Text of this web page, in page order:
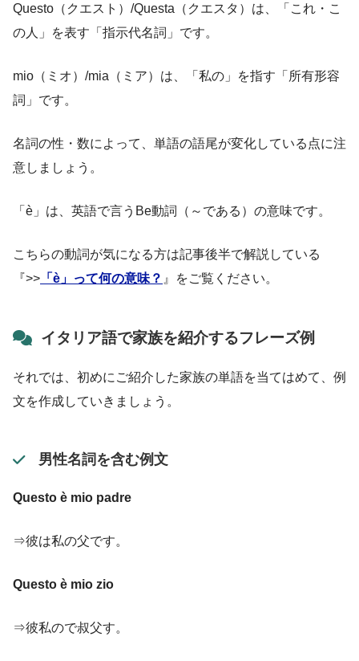
Questo（クエスト）/Questa（クエスタ）は、「これ・こ
の人」を表す「指示代名詞」です。
mio（ミオ）/mia（ミア）は、「私の」を指す「所有形容
詞」です。
名詞の性・数によって、単語の語尾が変化している点に注
意しましょう。
「è」は、英語で言うBe動詞（～である）の意味です。
こちらの動詞が気になる方は記事後半で解説している
『>> 「è」って何の意味？ 』をご覧ください。
イタリア語で家族を紹介するフレーズ例
それでは、初めにご紹介した家族の単語を当てはめて、例
文を作成していきましょう。
男性名詞を含む例文
Questo è mio padre
⇒彼は私の父です。
Questo è mio zio
⇒彼私ので叔父す。